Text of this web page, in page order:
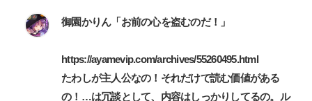
御園かりん「お前の心を盗むのだ！」‌
https://ayamevip.com/archives/55260495.html‌
たわしが主人公なの！それだけで読む価値がある
の！…は冗談として、内容はしっかりしてるの。ル